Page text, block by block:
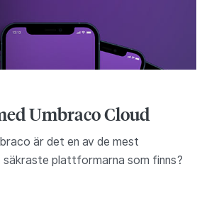
Umbraco Cloud
är det en av de mest
säkraste plattformarna som finns?